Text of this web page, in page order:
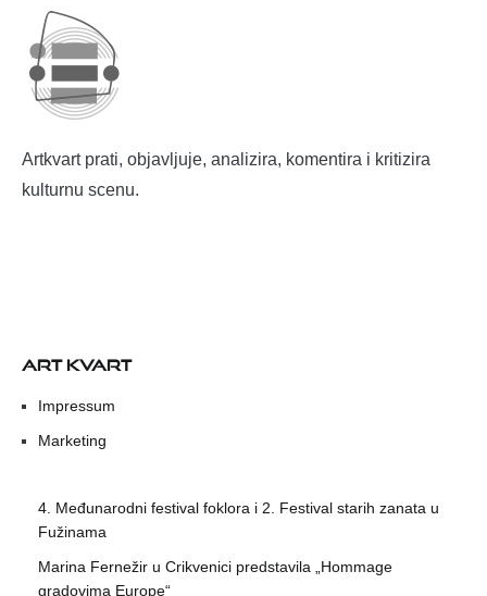
Artkvart prati, objavljuje, analizira, komentira i kritizira
kulturnu scenu.
ART KVART
Impressum
Marketing
4. Međunarodni festival foklora i 2. Festival starih zanata u
Fužinama
Marina Fernežir u Crikvenici predstavila „Hommage
gradovima Europe“